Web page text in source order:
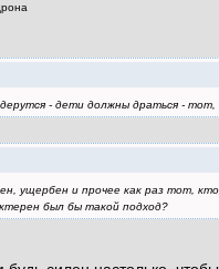
- дети должны драться - тот,
ущербен и прочее как раз тот,
был бы такой подход?